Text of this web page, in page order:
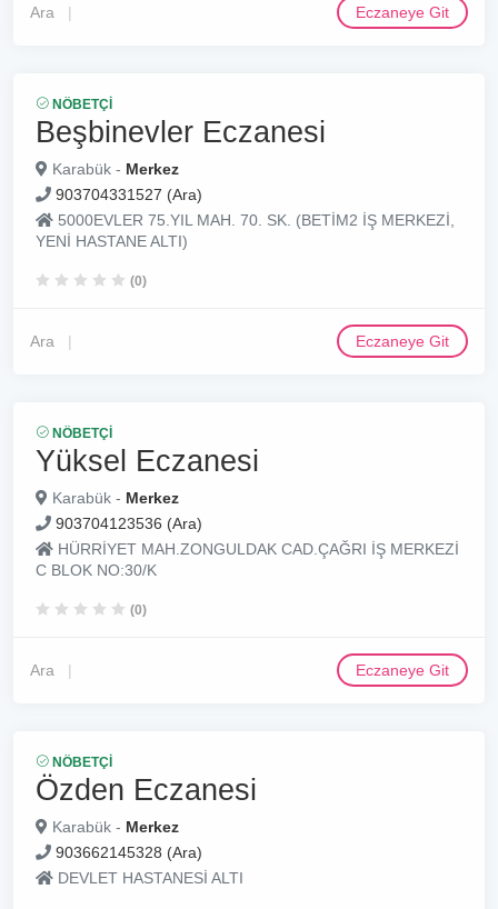
Ara Eczaneye Git
NÖBETÇI
Beşbinevler Eczanesi
Karabük - Merkez
903704331527 (Ara)
5000EVLER 75.YIL MAH. 70. SK. (BETİM2 İŞ MERKEZİ,
YENİ HASTANE ALTI)
(0)
Ara Eczaneye Git
NÖBETÇI
Yüksel Eczanesi
Karabük - Merkez
903704123536 (Ara)
HÜRRİYET MAH.ZONGULDAK CAD.ÇAĞRI İŞ MERKEZİ
C BLOK NO:30/K
(0)
Ara Eczaneye Git
NÖBETÇI
Özden Eczanesi
Karabük - Merkez
903662145328 (Ara)
DEVLET HASTANESİ ALTI